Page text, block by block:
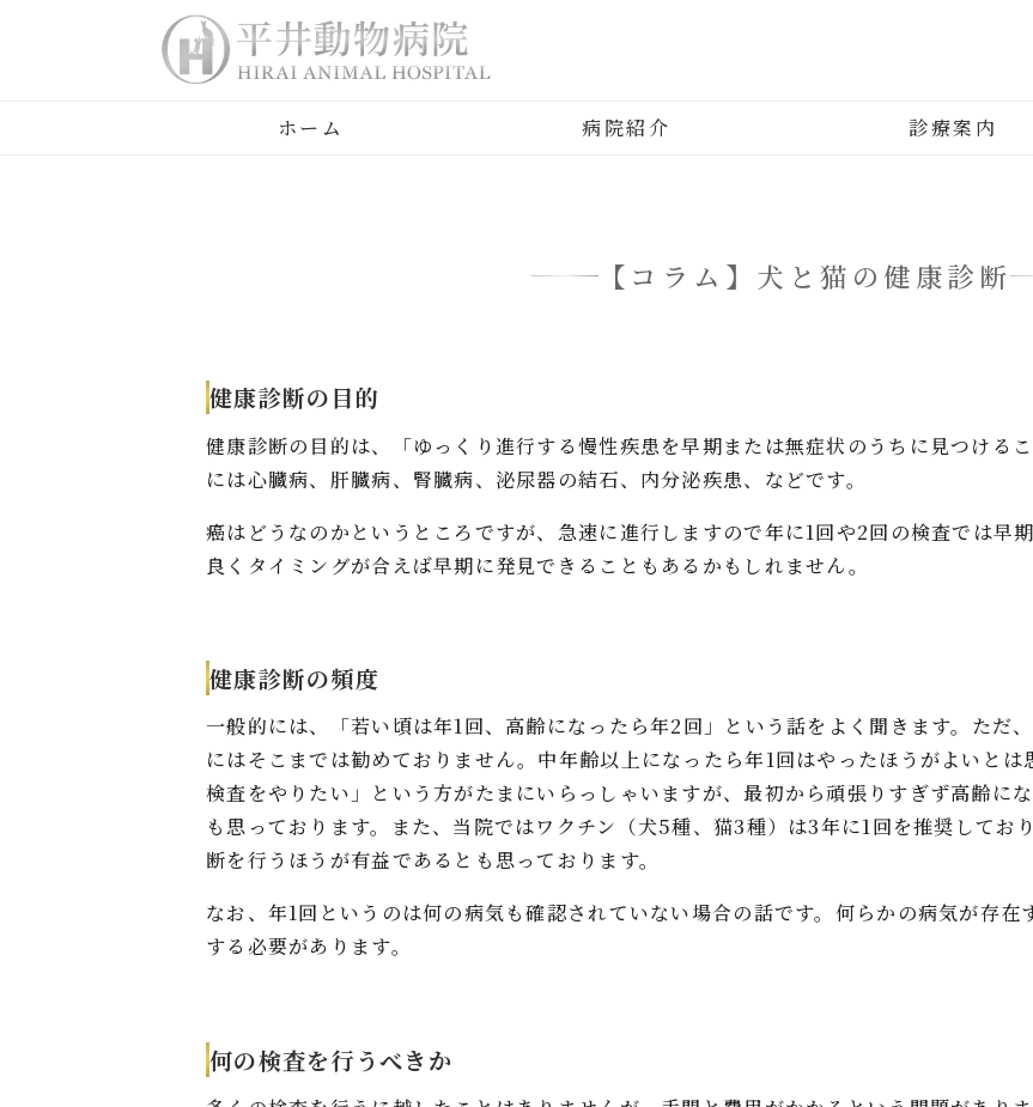
ホーム 病院紹介 診療案内
【コラム】犬と猫の健康診断
健康診断の目的
健康診断の目的は、「ゆっくり進行する慢性疾患を早期または無症状のうちに見つける
には心臓病、肝臓病、腎臓病、泌尿器の結石、内分泌疾患、などです。
癌はどうなのかというところですが、急速に進行しますので年に1回や2回の検査では早
良くタイミングが合えば早期に発見できることもあるかもしれません。
健康診断の頻度
一般的には、「若い頃は年1回、高齢になったら年2回」という話をよく聞きます。ただ
にはそこまでは勧めておりません。中年齢以上になったら年1回はやったほうがよいと
検査をやりたい」という方がたまにいらっしゃいますが、最初から頑張りすぎず高齢に
も思っております。また、当院ではワクチン（犬5種、猫3種）は3年に1回を推奨してお
断を行うほうが有益であるとも思っております。
なお、年1回というのは何の病気も確認されていない場合の話です。何らかの病気が存
する必要があります。
何の検査を行うべきか